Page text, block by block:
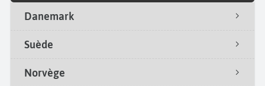
Danemark
Suède
Norvège